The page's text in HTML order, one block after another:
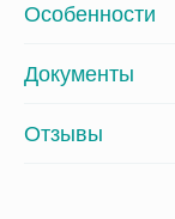
Особенности
Документы
Отзывы